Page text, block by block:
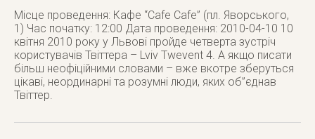
Місце проведення: Кафе “Cafe Cafe” (пл. Яворського,
1) Час початку: 12:00 Дата проведення: 2010-04-10 10
квітня 2010 року у Львові пройде четверта зустріч
користувачів Твіттера – Lviv Twevent 4. А якщо писати
більш неофіційними словами – вже вкотре зберуться
цікаві, неординарні та розумні люди, яких об”єднав
Твіттер.